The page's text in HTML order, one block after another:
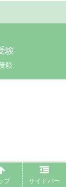
験
験.
プ サイドバー